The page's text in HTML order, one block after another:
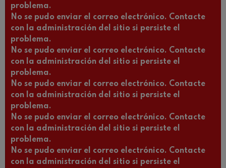
problema.
No se pudo enviar el correo electrónico. Contacte
con la administración del sitio si persiste el
problema.
No se pudo enviar el correo electrónico. Contacte
con la administración del sitio si persiste el
problema.
No se pudo enviar el correo electrónico. Contacte
con la administración del sitio si persiste el
problema.
No se pudo enviar el correo electrónico. Contacte
con la administración del sitio si persiste el
problema.
No se pudo enviar el correo electrónico. Contacte
con la administración del sitio si persiste el